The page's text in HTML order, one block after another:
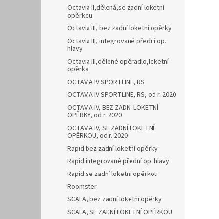
Octavia II,dělená,se zadní loketní
opěrkou
Octavia III, bez zadní loketní opěrky
Octavia III, integrované přední op.
hlavy
Octavia III,dělené opěradlo,loketní
opěrka
OCTAVIA IV SPORTLINE, RS
OCTAVIA IV SPORTLINE, RS, od r. 2020
OCTAVIA IV, BEZ ZADNÍ LOKETNÍ
OPĚRKY, od r. 2020
OCTAVIA IV, SE ZADNÍ LOKETNÍ
OPĚRKOU, od r. 2020
Rapid bez zadní loketní opěrky
Rapid integrované přední op. hlavy
Rapid se zadní loketní opěrkou
Roomster
SCALA, bez zadní loketní opěrky
SCALA, SE ZADNÍ LOKETNÍ OPĚRKOU